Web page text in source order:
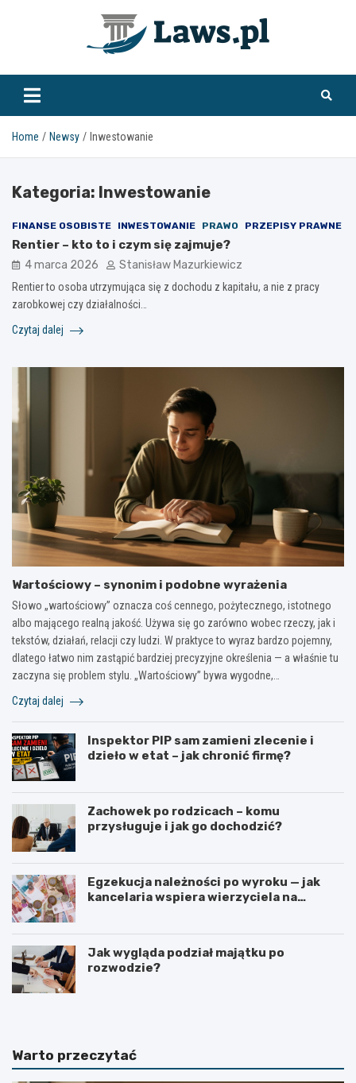
www.laws.pl
Home Newsy Inwestowanie
Kategoria: Inwestowanie
FINANSE OSOBISTE INWESTOWANIE PRAWO PRZEPISY PRAWNE
Rentier – kto to i czym się zajmuje?
4 marca 2026 Stanisław Mazurkiewicz
Rentier to osoba utrzymująca się z dochodu z kapitału, a nie z pracy
zarobkowej czy działalności…
Czytaj dalej
Wartościowy – synonim i podobne wyrażenia
Słowo „wartościowy” oznacza coś cennego, pożytecznego, istotnego
albo mającego realną jakość. Używa się go zarówno wobec rzeczy, jak i
tekstów, działań, relacji czy ludzi. W praktyce to wyraz bardzo pojemny,
dlatego łatwo nim zastąpić bardziej precyzyjne określenia — a właśnie tu
zaczyna się problem stylu. „Wartościowy” bywa wygodne,…
Czytaj dalej
Inspektor PIP sam zamieni zlecenie i
dzieło w etat – jak chronić firmę?
Zachowek po rodzicach – komu
przysługuje i jak go dochodzić?
Egzekucja należności po wyroku — jak
kancelaria wspiera wierzyciela na
Jak wygląda podział majątku po
rozwodzie?
Warto przeczytać